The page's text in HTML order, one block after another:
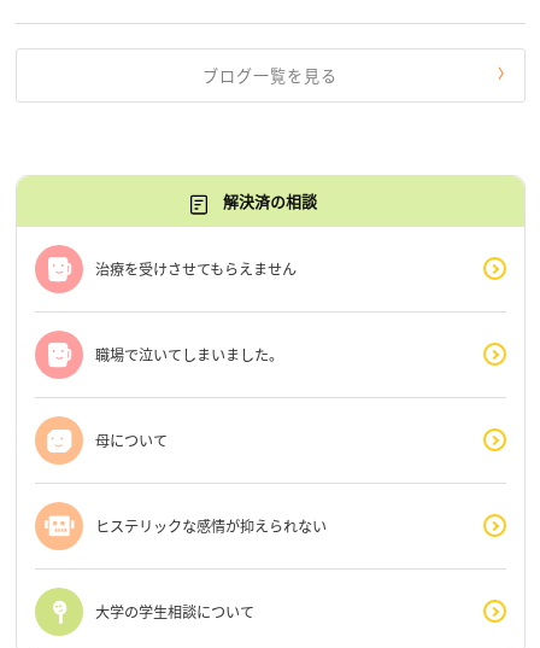
ブログ一覧を見る
解決済の相談
治療を受けさせてもらえません
職場で泣いてしまいました。
母について
ヒステリックな感情が抑えられない
大学の学生相談について